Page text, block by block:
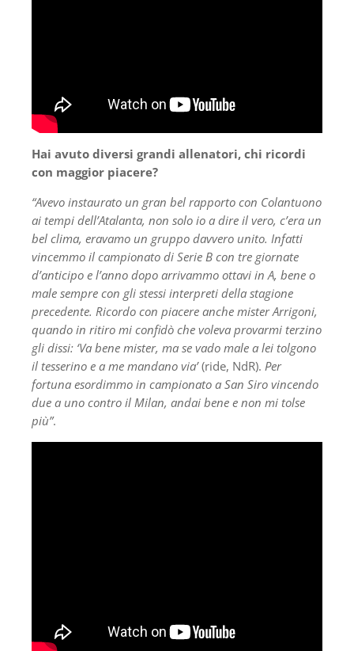
Hai avuto diversi grandi allenatori, chi ricordi
con maggior piacere?
“Avevo instaurato un gran bel rapporto con Colantuono
ai tempi dell’Atalanta, non solo io a dire il vero, c’era un
bel clima, eravamo un gruppo davvero unito. Infatti
vincemmo il campionato di Serie B con tre giornate
d’anticipo e l’anno dopo arrivammo ottavi in A, bene o
male sempre con gli stessi interpreti della stagione
precedente. Ricordo con piacere anche mister Arrigoni,
quando in ritiro mi confidò che voleva provarmi terzino
gli dissi: ‘Va bene mister, ma se vado male a lei tolgono
il tesserino e a me mandano via’(ride, NdR). Per
fortuna esordimmo in campionato a San Siro vincendo
due a uno contro il Milan, andai bene e non mi tolse
più”.